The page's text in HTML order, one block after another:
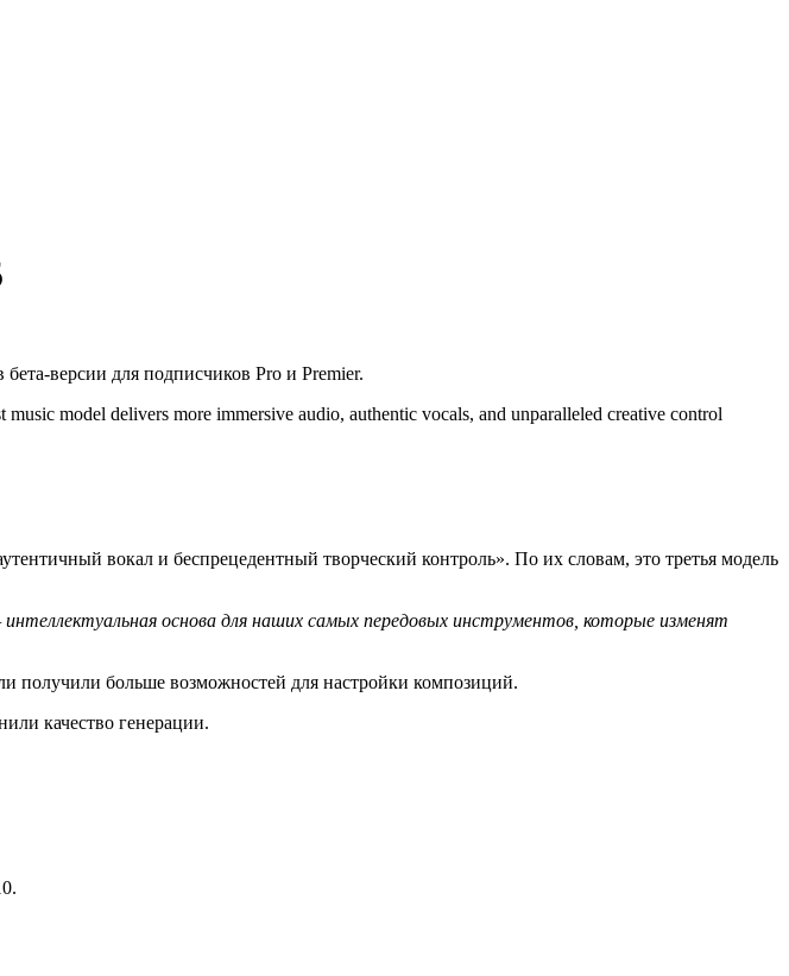
версии для подписчиков Pro и Premier.
model delivers more immersive audio, authentic vocals, and unparalleled creative control
вокал и беспрецедентный творческий контроль». По их словам, это третья модель
основа для наших самых передовых инструментов, которые изменят
получили больше возможностей для настройки композиций.
качество генерации.